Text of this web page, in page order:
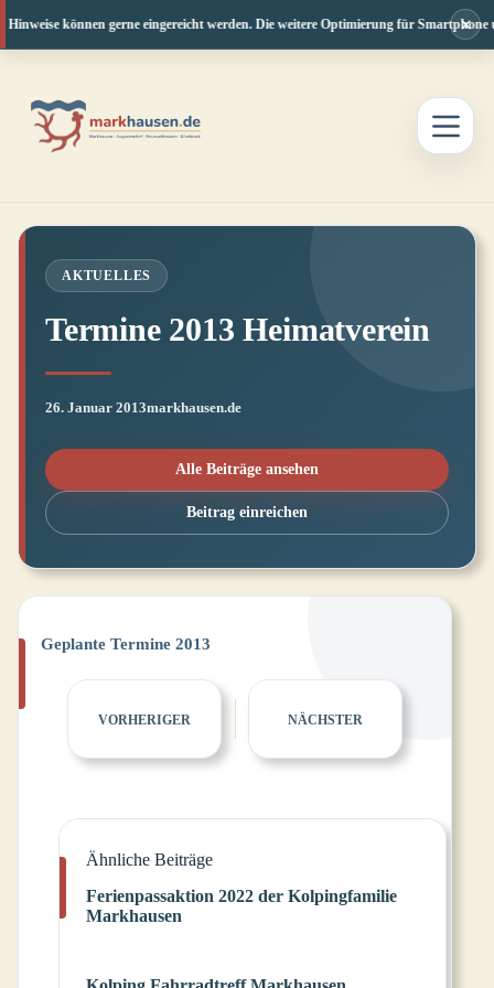
können gerne eingereicht werden. Die weitere Optimierung für Smartphone
×
springen
AKTUELLES
Termine 2013 Heimatverein
26. Januar 2013markhausen.de
Alle Beiträge ansehen
Beitrag einreichen
Geplante Termine 2013
VORHERIGER NÄCHSTER
Ähnliche Beiträge
Ferienpassaktion 2022 der Kolpingfamilie
Markhausen